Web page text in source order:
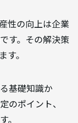
性の向上は企業
す。その解決策
。
基礎知識か
のポイント、
。